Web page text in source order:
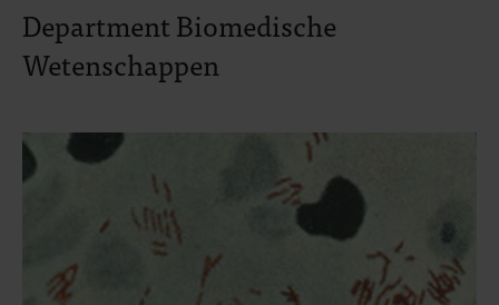
Department Biomedische
Wetenschappen